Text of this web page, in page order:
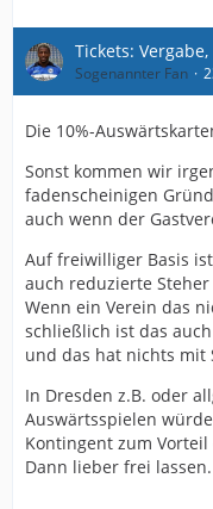
Tickets:
Sogenannter Fan
Die 10%-
Sonst kommen wir
fadenscheinigen
auch wenn der
Auf freiwilliger Basis
auch reduzierte
Wenn ein Verein das
schließlich ist das
und das hat nichts mit
In Dresden z.B. oder
Auswärtsspielen
Kontingent zum
Dann lieber frei lassen.